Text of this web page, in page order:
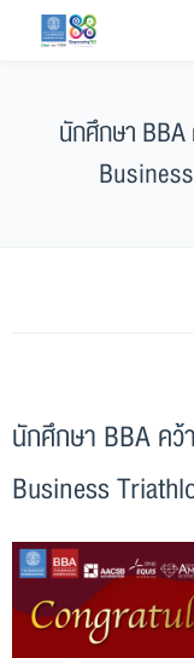
นักศึกษา BBA
นักศึกษา BBA คว้
Business